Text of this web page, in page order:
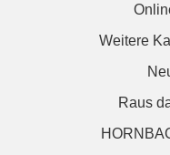
Weitere
Raus